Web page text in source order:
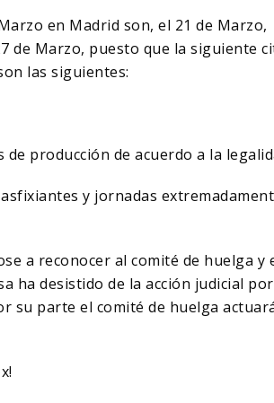
en Madrid son, el 21 de Marzo,
de Marzo, puesto que la siguiente
las siguientes:
producción de acuerdo a la
y jornadas
a reconocer al comité de huelga y
ha desistido de la acción judicial por
su parte el comité de huelga